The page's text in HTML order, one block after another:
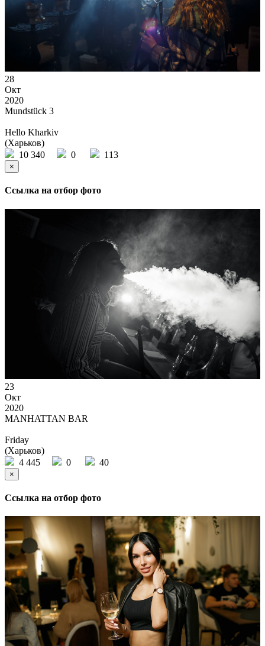
28
Окт
2020
Mundstück 3
Hello Kharkiv
(Харьков)
10 340
0 113
×
Ссылка на отбор фото
23
Окт
2020
MANHATTAN BAR
Friday
(Харьков)
4 445
0 40
×
Ссылка на отбор фото